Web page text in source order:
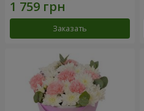
Заказать